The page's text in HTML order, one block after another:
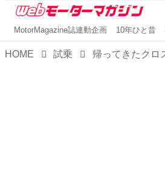
MotorMagazine誌連動企画 10年ひと昔
HOME 試乗